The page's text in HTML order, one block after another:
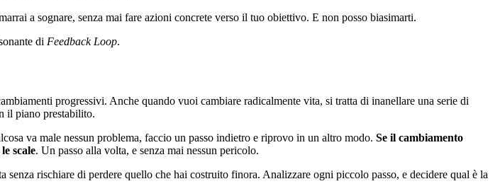
a sognare, senza mai fare azioni concrete verso il tuo obiettivo. E non posso biasimarti.
di Feedback Loop.
progressivi. Anche quando vuoi cambiare radicalmente vita, si tratta di inanellare una serie di
il piano prestabilito.
va male nessun problema, faccio un passo indietro e riprovo in un altro modo. Se il cambiamento
scale. Un passo alla volta, e senza mai nessun pericolo.
rischiare di perdere quello che hai costruito finora. Analizzare ogni piccolo passo, e decidere qual è la